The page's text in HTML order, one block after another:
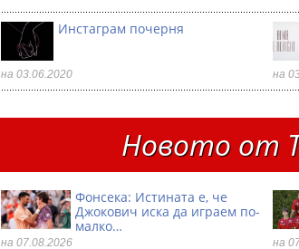
Инстаграм почерня
на 03.06.2020 на
Новото от
Фонсека: Истината е, че
Джокович иска да играем по-
малко…
на 07.08.2026 на